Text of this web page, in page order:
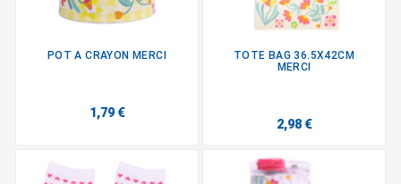
POT A CRAYON MERCI
1,79 €
TOTE BAG 36.5X42CM
MERCI
2,98 €